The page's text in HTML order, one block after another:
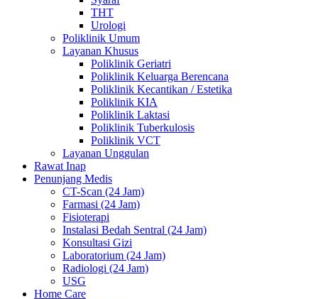
THT
Urologi
Poliklinik Umum
Layanan Khusus
Poliklinik Geriatri
Poliklinik Keluarga Berencana
Poliklinik Kecantikan / Estetika
Poliklinik KIA
Poliklinik Laktasi
Poliklinik Tuberkulosis
Poliklinik VCT
Layanan Unggulan
Rawat Inap
Penunjang Medis
CT-Scan (24 Jam)
Farmasi (24 Jam)
Fisioterapi
Instalasi Bedah Sentral (24 Jam)
Konsultasi Gizi
Laboratorium (24 Jam)
Radiologi (24 Jam)
USG
Home Care